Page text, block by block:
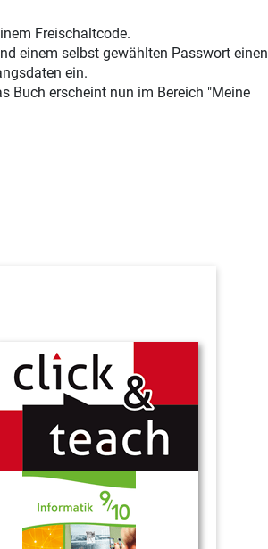
Freischaltcode.
einem selbst gewählten Passwort einen
ein.
Buch erscheint nun im Bereich "Meine